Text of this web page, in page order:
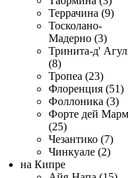
Террачина (9)
Тосколано-
Мадерно (3)
Тринита-д'
(8)
Тропеа (23)
Флоренция (51)
Фоллоника (3)
Форте дей
(25)
Чезантико (7)
Чинкуале (2)
на Кипре